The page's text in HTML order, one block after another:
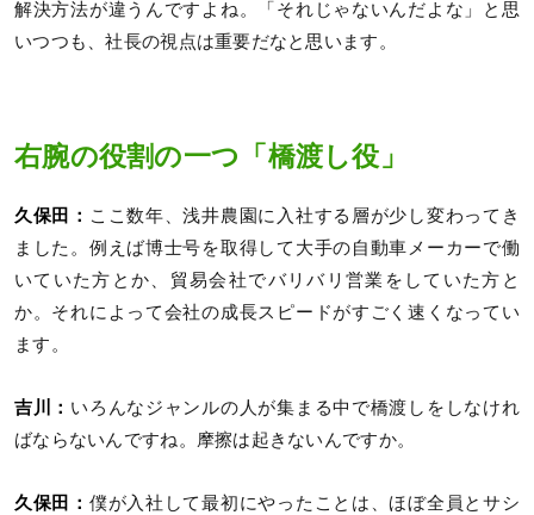
解決方法が違うんですよね。「それじゃないんだよな」と思
いつつも、社長の視点は重要だなと思います。
右腕の役割の一つ「橋渡し役」
久保田： ここ数年、浅井農園に入社する層が少し変わってき
ました。例えば博士号を取得して大手の自動車メーカーで働
いていた方とか、貿易会社でバリバリ営業をしていた方と
か。それによって会社の成長スピードがすごく速くなってい
ます。
吉川： いろんなジャンルの人が集まる中で橋渡しをしなけれ
ばならないんですね。摩擦は起きないんですか。
久保田： 僕が入社して最初にやったことは、ほぼ全員とサシ